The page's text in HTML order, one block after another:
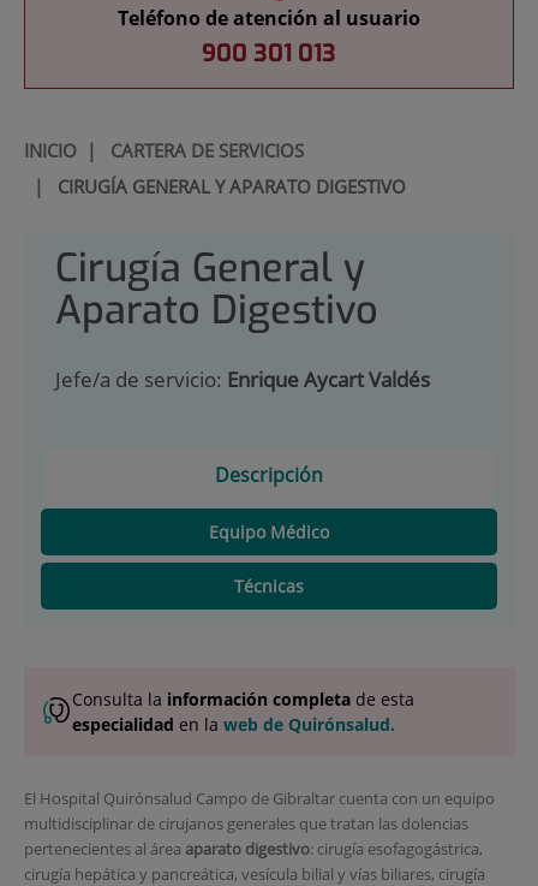
Teléfono de atención al usuario
900 301 013
INICIO| CARTERA DE SERVICIOS
| CIRUGÍA GENERAL Y APARATO DIGESTIVO
Cirugía General y
Aparato Digestivo
Jefe/a de servicio: Enrique Aycart Valdés
Descripción
Equipo Médico
Técnicas
Consulta la información completade esta
especialidad en la web de Quirónsalud.
El Hospital Quirónsalud Campo de Gibraltar cuenta con un equipo
multidisciplinar de cirujanos generales que tratan las dolencias
pertenecientes al área aparato digestivo: cirugía esofagogástrica,
cirugía hepática y pancreática, vesícula bilial y vías biliares, cirugía